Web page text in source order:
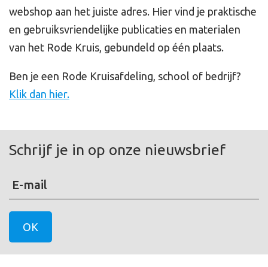
webshop aan het juiste adres. Hier vind je praktische
en gebruiksvriendelijke publicaties en materialen
van het Rode Kruis, gebundeld op één plaats.
Ben je een Rode Kruisafdeling, school of bedrijf?
Klik dan hier.
Schrijf je in op onze nieuwsbrief
E-mail